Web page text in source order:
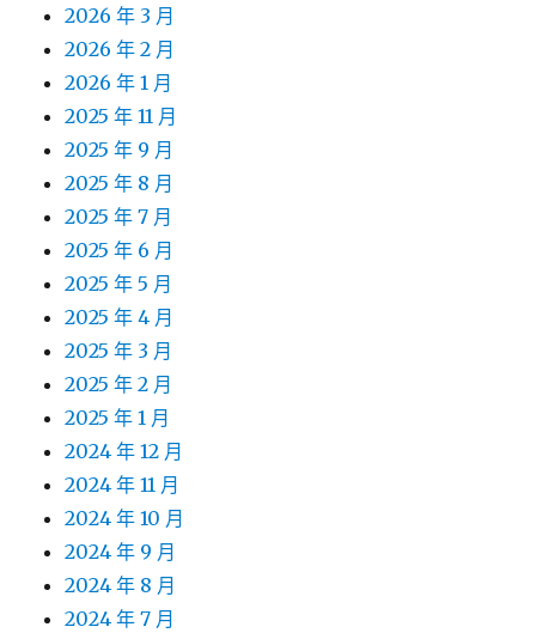
2026 年 3 月
2026 年 2 月
2026 年 1 月
2025 年 11 月
2025 年 9 月
2025 年 8 月
2025 年 7 月
2025 年 6 月
2025 年 5 月
2025 年 4 月
2025 年 3 月
2025 年 2 月
2025 年 1 月
2024 年 12 月
2024 年 11 月
2024 年 10 月
2024 年 9 月
2024 年 8 月
2024 年 7 月